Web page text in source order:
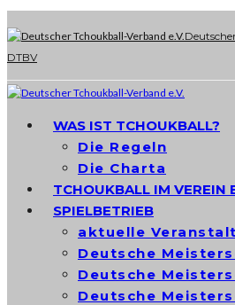
DTBV
WAS IST TCHOUKBALL?
Die Regeln
Die Charta
TCHOUKBALL IM VEREIN
SPIELBETRIEB
aktuelle
Deutsche
Deutsche
Deutsche